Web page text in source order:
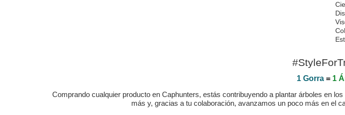
1 Gorra = 1
Comprando cualquier producto en Caphunters, estás contribuyendo a plantar árboles en
más y, gracias a tu colaboración, avanzamos un poco más en el